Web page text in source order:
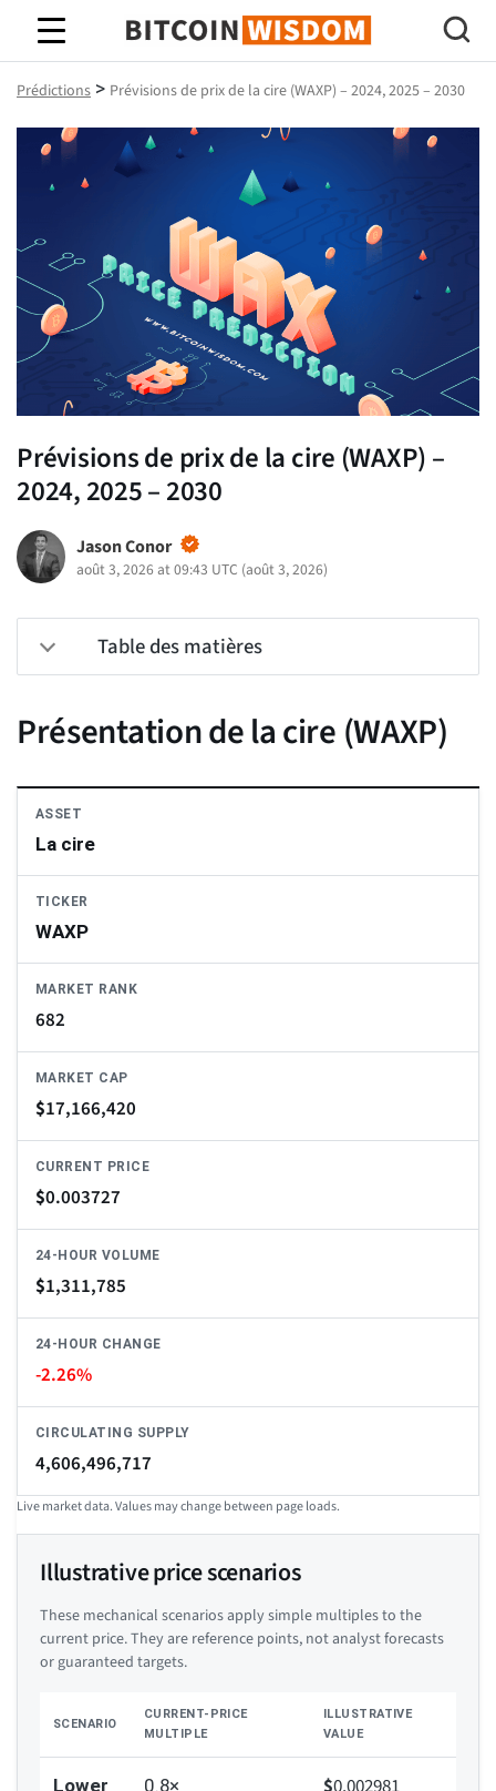
Bitcoin Sagesse
Prédictions > Prévisions de prix de la cire (WAXP) – 2024, 2025 – 2030
Prévisions de prix de la cire (WAXP) –
2024, 2025 – 2030
Jason Conor
août 3, 2026 at 09:43 UTC (août 3, 2026)
Table des matières
Présentation de la cire (WAXP)
ASSET
La cire
TICKER
WAXP
MARKET RANK
682
MARKET CAP
$17,166,420
CURRENT PRICE
$0.003727
24-HOUR VOLUME
$1,311,785
24-HOUR CHANGE
-2.26%
CIRCULATING SUPPLY
4,606,496,717
Live market data. Values may change between page loads.
Illustrative price scenarios
These mechanical scenarios apply simple multiples to the
current price. They are reference points, not analyst forecasts
or guaranteed targets.
SCENARIO
CURRENT-PRICE
MULTIPLE
ILLUSTRATIVE
VALUE
Lower 0.8×